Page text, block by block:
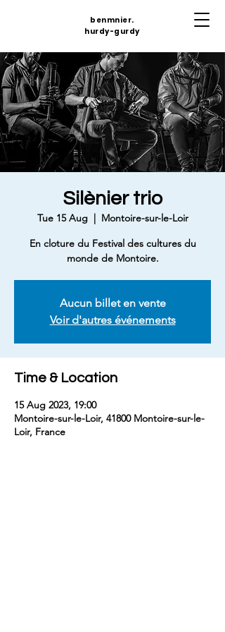
benmnier.
hurdy-gurdy
Silènier trio
Tue 15 Aug
  |
Montoire-sur-le-Loir
En cloture du Festival des cultures du
monde de Montoire.
Aucun billet en vente
Voir d'autres événements
Time & Location
15 Aug 2023, 19:00
Montoire-sur-le-Loir, 41800 Montoire-sur-le-
Loir, France